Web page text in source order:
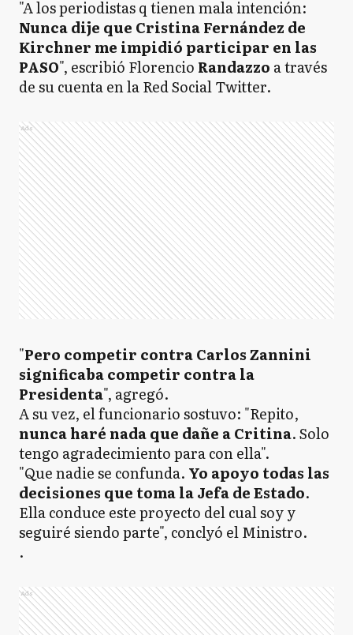
"A los periodistas q tienen mala intención:
Nunca dije que Cristina Fernández de
Kirchner me impidió participar en las
PASO", escribió Florencio Randazzo a través
de su cuenta en la Red Social Twitter.
Ads
"Pero competir contra Carlos Zannini
significaba competir contra la
Presidenta", agregó.
A su vez, el funcionario sostuvo: "Repito,
nunca haré nada que dañe a Critina. Solo
tengo agradecimiento para con ella".
"Que nadie se confunda. Yo apoyo todas las
decisiones que toma la Jefa de Estado.
Ella conduce este proyecto del cual soy y
seguiré siendo parte", conclyó el Ministro.
.
Ads